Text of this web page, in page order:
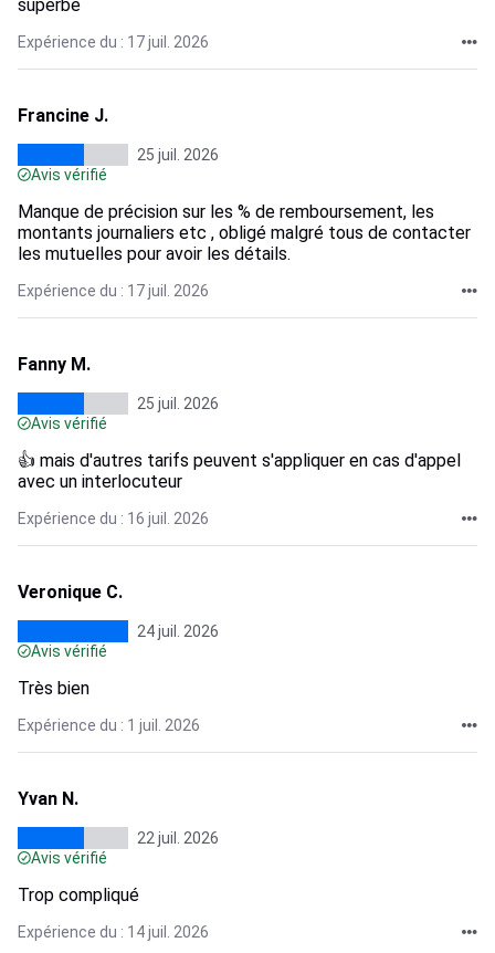
superbe
Expérience du : 17 juil. 2026
Francine J.
25 juil. 2026
Avis vérifié
Manque de précision sur les % de remboursement, les
montants journaliers etc , obligé malgré tous de contacter
les mutuelles pour avoir les détails.
Expérience du : 17 juil. 2026
Fanny M.
25 juil. 2026
Avis vérifié
👍 mais d'autres tarifs peuvent s'appliquer en cas d'appel
avec un interlocuteur
Expérience du : 16 juil. 2026
Veronique C.
24 juil. 2026
Avis vérifié
Très bien
Expérience du : 1 juil. 2026
Yvan N.
22 juil. 2026
Avis vérifié
Trop compliqué
Expérience du : 14 juil. 2026